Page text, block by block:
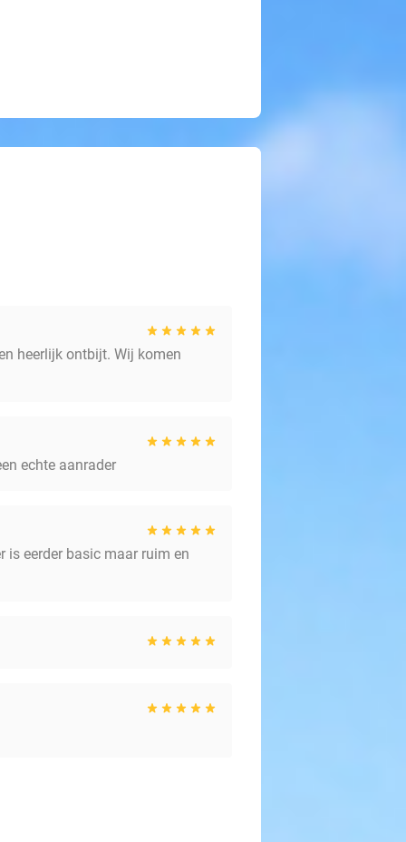
heerlijk ontbijt. Wij komen
echte aanrader
is eerder basic maar ruim en